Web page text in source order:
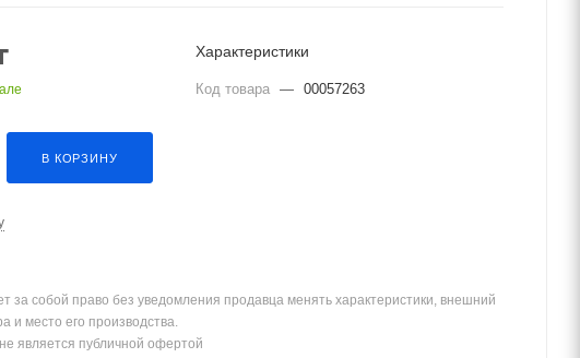
В КОРЗИНУ
Характеристики
Код товара — 00057263
за собой право без уведомления продавца менять характеристики, внешний
и место его производства.
является публичной офертой